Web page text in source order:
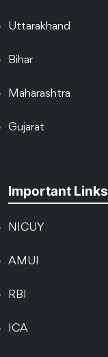
Uttarakhand
Bihar
Maharashtra
Gujarat
Important Links
NICUY
AMUI
RBI
ICA